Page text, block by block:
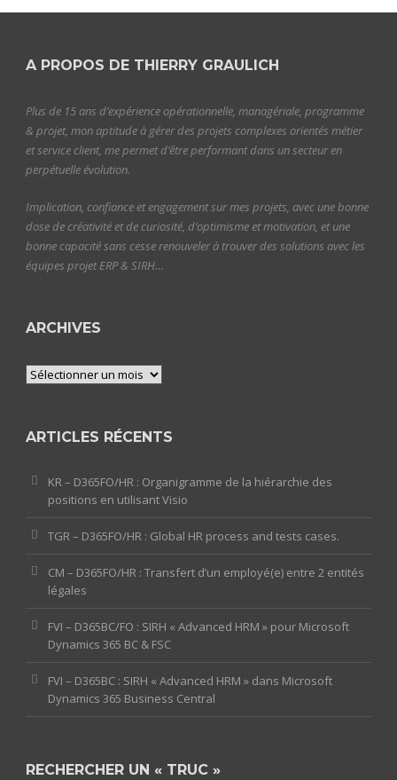
A PROPOS DE THIERRY GRAULICH
Plus de 15 ans d’expérience opérationnelle, managériale, programme
& projet, mon aptitude à gérer des projets complexes orientés métier
et service client, me permet d’être performant dans un secteur en
perpétuelle évolution.
Implication, confiance et engagement sur mes projets, avec une bonne
dose de créativité et de curiosité, d’optimisme et motivation, et une
bonne capacité sans cesse renouveler à trouver des solutions avec les
équipes projet ERP & SIRH…
ARCHIVES
Archives
ARTICLES RÉCENTS
KR – D365FO/HR : Organigramme de la hiérarchie des
positions en utilisant Visio
TGR – D365FO/HR : Global HR process and tests cases.
CM – D365FO/HR : Transfert d’un employé(e) entre 2 entités
légales
FVI – D365BC/FO : SIRH « Advanced HRM » pour Microsoft
Dynamics 365 BC & FSC
FVI – D365BC : SIRH « Advanced HRM » dans Microsoft
Dynamics 365 Business Central
RECHERCHER UN « TRUC »